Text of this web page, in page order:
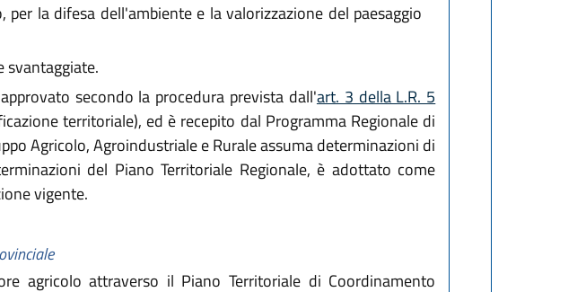
la difesa dell'ambiente e la valorizzazione del paesaggio
svantaggiate.
secondo la procedura prevista dall'art. 3 della L.R. 5
territoriale), ed è recepito dal Programma Regionale di
Agricolo, Agroindustriale e Rurale assuma determinazioni di
del Piano Territoriale Regionale, è adottato come
vigente.
agricolo attraverso il Piano Territoriale di Coordinamento